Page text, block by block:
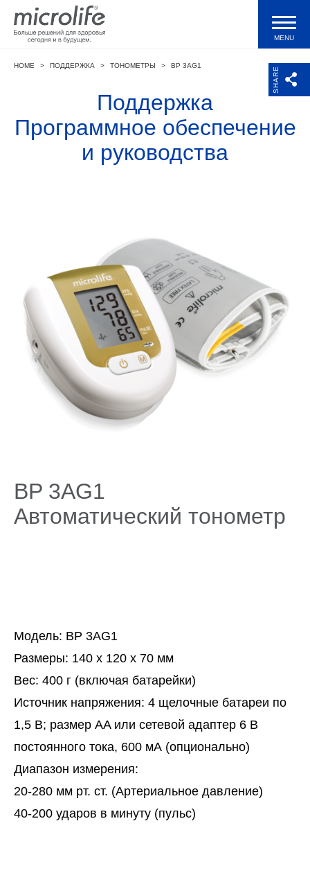
Продукция
Тонометры WatchBP
Поддержка
Компания
MENU
SHARE
HOME > ПОДДЕРЖКА > ТОНОМЕТРЫ > BP 3AG1
Поддержка
Программное обеспечение
и руководства
BP 3AG1
Автоматический тонометр
Модель: BP 3AG1
Размеры: 140 х 120 х 70 мм
Вес: 400 г (включая батарейки)
Источник напряжения: 4 щелочные батареи по
1,5 В; размер AA или сетевой адаптер 6 В
постоянного тока, 600 мА (опционально)
Диапазон измерения:
20-280 мм рт. ст. (Артериальное давление)
40-200 ударов в минуту (пульс)